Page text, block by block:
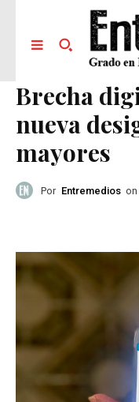
Brecha
nueva
mayores
Por Entremedios on